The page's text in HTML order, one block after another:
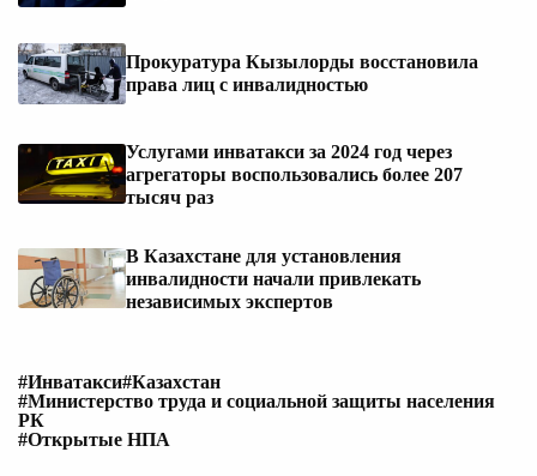
Прокуратура Кызылорды восстановила
права лиц с инвалидностью
Услугами инватакси за 2024 год через
агрегаторы воспользовались более 207
тысяч раз
В Казахстане для установления
инвалидности начали привлекать
независимых экспертов
#Инватакси#Казахстан
#Министерство труда и социальной защиты населения
РК
#Открытые НПА